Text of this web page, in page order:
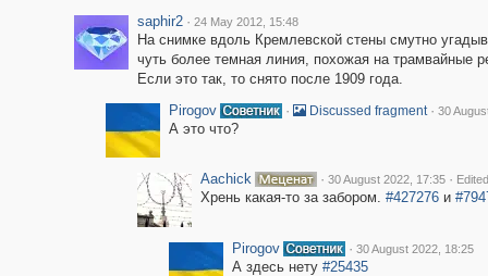
saphir2 · 24 May 2012, 15:48
На снимке вдоль Кремлевской стены смутно
чуть более темная линия, похожая на трамвайные
Если это так, то снято после 1909 года.
Pirogov
· Discussed fragment · 30
А это что?
Aachick · 30 August 2022, 17:35 ·
Хрень какая-то за забором. #427276и
Pirogov · 30 August 2022, 18:25
А здесь нету #25435